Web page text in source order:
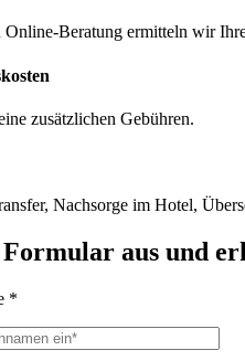
Online-Beratung ermitteln wir
zusätzlichen Gebühren.
Nachsorge im Hotel,
aus und
*